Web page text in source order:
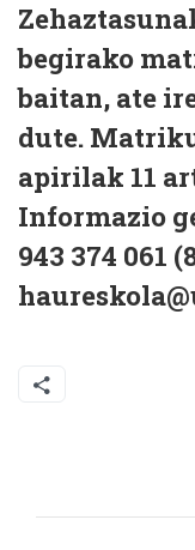
begirako
baitan, ate
dute.
apirilak 11
Informazio
943 374 061